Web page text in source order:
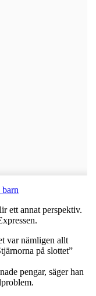
ett annat perspektiv.
var nämligen allt
på slottet”
pengar, säger han